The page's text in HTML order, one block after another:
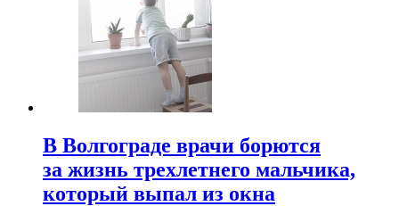
В Волгограде врачи борются
за жизнь трехлетнего мальчика,
который выпал из окна